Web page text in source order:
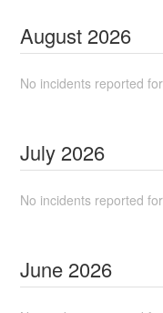
August 2026
No incidents reported
July 2026
No incidents reported
June 2026